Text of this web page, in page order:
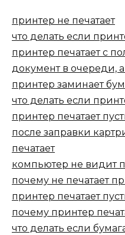
принтер не печатает
что делать если
принтер печатает с
документ в очереди,
принтер заминает
что делать если
принтер печатает
после заправки
печатает
компьютер не видит
почему не печатает
принтер печатает
почему принтер
что делать если